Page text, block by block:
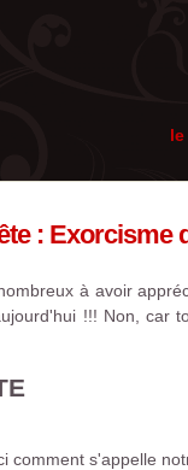
: Exorcisme
à avoir
!!! Non, car
comment s'appelle